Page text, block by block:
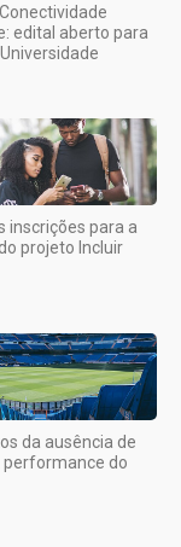
edital aberto para
inscrições para a
projeto Incluir
da ausência de
performance do